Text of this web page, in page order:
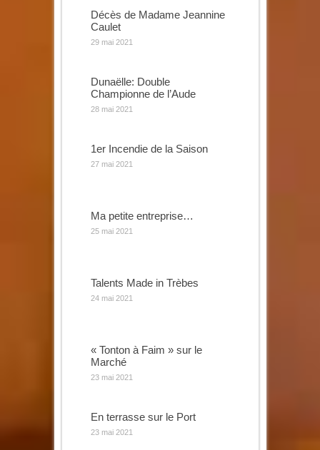
Décès de Madame Jeannine
Caulet
29 mai 2021
Dunaëlle: Double
Championne de l’Aude
28 mai 2021
1er Incendie de la Saison
27 mai 2021
Ma petite entreprise…
25 mai 2021
Talents Made in Trèbes
24 mai 2021
« Tonton à Faim » sur le
Marché
23 mai 2021
En terrasse sur le Port
23 mai 2021